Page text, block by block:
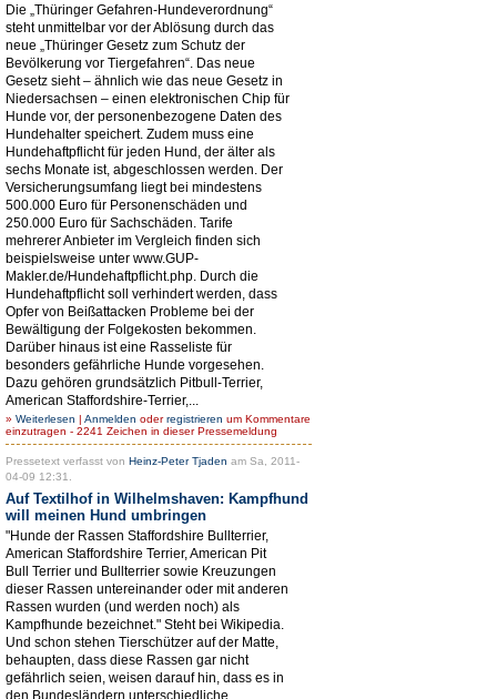
Die „Thüringer Gefahren-Hundeverordnung“
steht unmittelbar vor der Ablösung durch das
neue „Thüringer Gesetz zum Schutz der
Bevölkerung vor Tiergefahren“. Das neue
Gesetz sieht – ähnlich wie das neue Gesetz in
Niedersachsen – einen elektronischen Chip für
Hunde vor, der personenbezogene Daten des
Hundehalter speichert. Zudem muss eine
Hundehaftpflicht für jeden Hund, der älter als
sechs Monate ist, abgeschlossen werden. Der
Versicherungsumfang liegt bei mindestens
500.000 Euro für Personenschäden und
250.000 Euro für Sachschäden. Tarife
mehrerer Anbieter im Vergleich finden sich
beispielsweise unter www.GUP-
Makler.de/Hundehaftpflicht.php. Durch die
Hundehaftpflicht soll verhindert werden, dass
Opfer von Beißattacken Probleme bei der
Bewältigung der Folgekosten bekommen.
Darüber hinaus ist eine Rasseliste für
besonders gefährliche Hunde vorgesehen.
Dazu gehören grundsätzlich Pitbull-Terrier,
American Staffordshire-Terrier,...
» Weiterlesen | Anmelden oderregistrieren um Kommentare
einzutragen - 2241 Zeichen in dieser Pressemeldung
Pressetext verfasst von Heinz-Peter Tjaden am Sa, 2011-
04-09 12:31.
Auf Textilhof in Wilhelmshaven: Kampfhund
will meinen Hund umbringen
"Hunde der Rassen Staffordshire Bullterrier,
American Staffordshire Terrier, American Pit
Bull Terrier und Bullterrier sowie Kreuzungen
dieser Rassen untereinander oder mit anderen
Rassen wurden (und werden noch) als
Kampfhunde bezeichnet." Steht bei Wikipedia.
Und schon stehen Tierschützer auf der Matte,
behaupten, dass diese Rassen gar nicht
gefährlich seien, weisen darauf hin, dass es in
den Bundesländern unterschiedliche